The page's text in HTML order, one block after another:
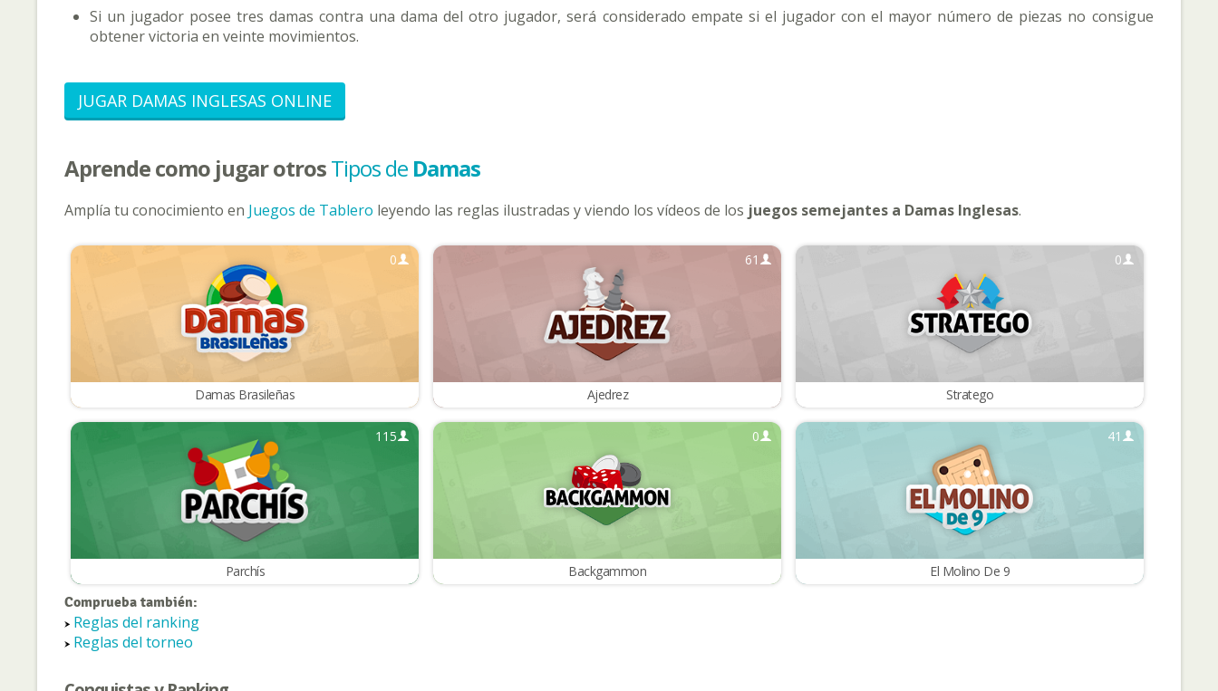
Si un jugador posee tres damas contra una dama del otro jugador, será considerado empate si el jugador con el mayor número de piezas no consigue
obtener victoria en veinte movimientos.
JUGAR DAMAS INGLESAS ONLINE
Aprende como jugar otrosTipos de Damas
Amplía tu conocimiento en Juegos de Tablero leyendo las reglas ilustradas y viendo los vídeos de los juegos semejantes a Damas Inglesas.
0
Damas Brasileñas
61
Ajedrez
0
Stratego
115
Parchís
0
Backgammon
41
El Molino De 9
Comprueba también:
Reglas del ranking
Reglas del torneo